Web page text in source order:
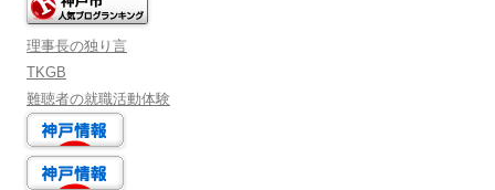
理事長の独り言
TKGB
難聴者の就職活動体験